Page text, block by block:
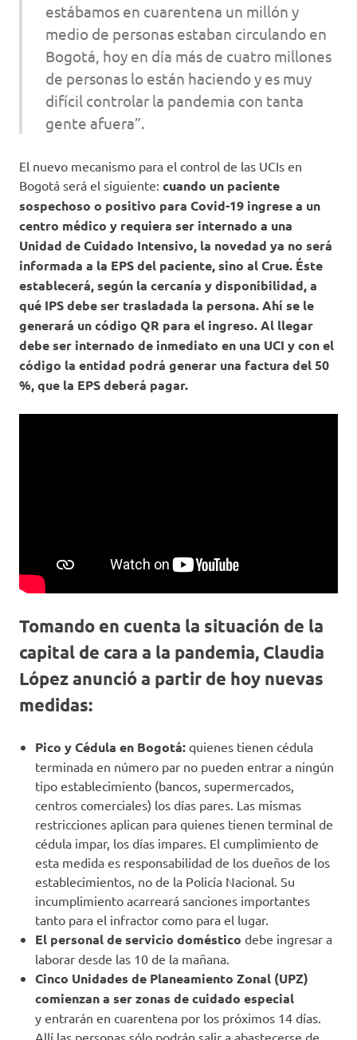
estábamos en cuarentena un millón y
medio de personas estaban circulando en
Bogotá, hoy en día más de cuatro millones
de personas lo están haciendo y es muy
difícil controlar la pandemia con tanta
gente afuera”.
El nuevo mecanismo para el control de las UCIs en
Bogotá será el siguiente: cuando un paciente
sospechoso o positivo para Covid-19 ingrese a un
centro médico y requiera ser internado a una
Unidad de Cuidado Intensivo, la novedad ya no será
informada a la EPS del paciente, sino al Crue. Éste
establecerá, según la cercanía y disponibilidad, a
qué IPS debe ser trasladada la persona. Ahí se le
generará un código QR para el ingreso. Al llegar
debe ser internado de inmediato en una UCI y con el
código la entidad podrá generar una factura del 50
%, que la EPS deberá pagar.
Tomando en cuenta la situación de la
capital de cara a la pandemia, Claudia
López anunció a partir de hoy nuevas
medidas:
Pico y Cédula en Bogotá: quienes tienen cédula
terminada en número par no pueden entrar a ningún
tipo establecimiento (bancos, supermercados,
centros comerciales) los días pares. Las mismas
restricciones aplican para quienes tienen terminal de
cédula impar, los días impares. El cumplimiento de
esta medida es responsabilidad de los dueños de los
establecimientos, no de la Policía Nacional. Su
incumplimiento acarreará sanciones importantes
tanto para el infractor como para el lugar.
El personal de servicio doméstico debe ingresar a
laborar desde las 10 de la mañana.
Cinco Unidades de Planeamiento Zonal (UPZ)
comienzan a ser zonas de cuidado especial
y entrarán en cuarentena por los próximos 14 días.
Allí las personas sólo podrán salir a abastecerse de